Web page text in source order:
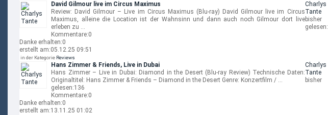
David Gilmour live im Circus Maximus
Review: David Gilmour – Live im Circus Maximus (Blu-ray) David Gilmour live im Circus
Maximus, alleine die Location ist der Wahnsinn und dann auch noch Gilmour dort live
erleben zu …
Charlys
Tante
bisher
gelesen:
Kommentare:0
Danke erhalten:0
erstellt am:05.12.25 09:51
in der Kategorie Reviews
Hans Zimmer & Friends, Live in Dubai
Hans Zimmer – Live in Dubai: Diamond in the Desert (Blu-ray Review) Technische Daten:
Originaltitel: Hans Zimmer & Friends – Diamond in the Desert Genre: Konzertfilm / …
Charlys
Tante
bisher
gelesen:136
Kommentare:0
Danke erhalten:0
erstellt am:13.11.25 01:02